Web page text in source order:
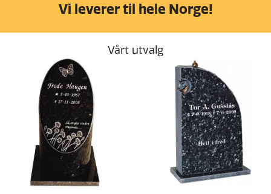
Vi leverer til hele Norge!
Vårt utvalg